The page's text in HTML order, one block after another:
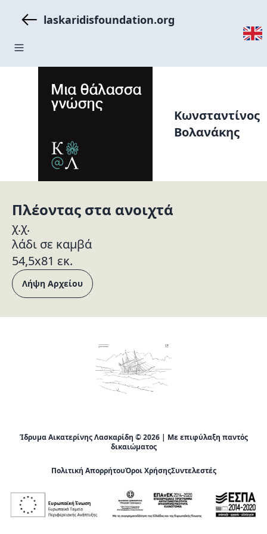
laskaridisfoundation.org
Κωνσταντίνος
Βολανάκης
Πλέοντας στα ανοιχτά
χ.χ.
λάδι σε καμβά
54,5x81 εκ.
Λήψη Αρχείου
Ίδρυμα Αικατερίνης Λασκαρίδη © 2026 | Με επιφύλαξη παντός
δικαιώματος
Πολιτική ΑπορρήτουΌροι ΧρήσηςΣυντελεστές